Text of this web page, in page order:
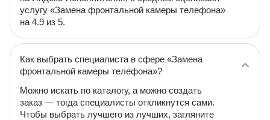
услугу «Замена фронтальной камеры телефона»
на 4.9 из 5.
Как выбрать специалиста в сфере «Замена
фронтальной камеры телефона»?
Можно искать по каталогу, а можно создать
заказ — тогда специалисты откликнутся сами.
Чтобы выбрать лучшего из лучших, загляните